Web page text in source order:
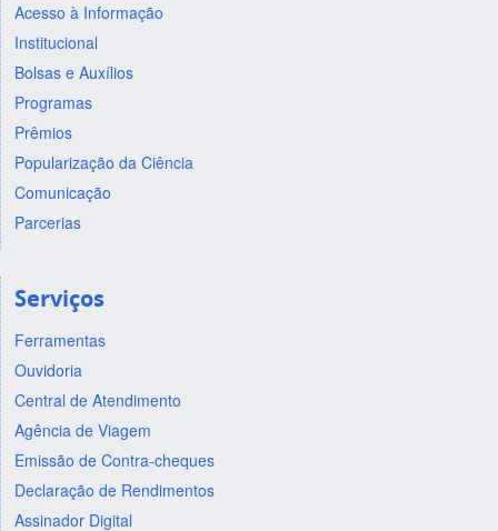
Acesso à Informação
Institucional
Bolsas e Auxílios
Programas
Prêmios
Popularização da Ciência
Comunicação
Parcerias
Serviços
Ferramentas
Ouvidoria
Central de Atendimento
Agência de Viagem
Emissão de Contra-cheques
Declaração de Rendimentos
Assinador Digital